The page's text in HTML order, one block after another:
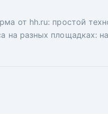
от hh.ru: простой
на разных площадках:
вакансий на
ключ. Решите,
рекрутеры и